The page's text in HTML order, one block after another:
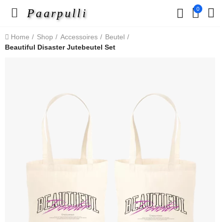
Paarpulli 0
Home Shop Accessoires
Beutel
Beautiful Disaster Jutebeutel Set